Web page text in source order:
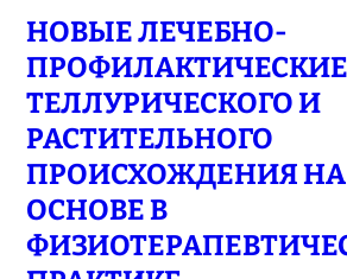
НОВЫЕ ЛЕЧЕБНО-
ПРОФИЛАКТИЧЕСКИЕ
ТЕЛЛУРИЧЕСКОГО И
РАСТИТЕЛЬНОГО
ПРОИСХОЖДЕНИЯ НА
ОСНОВЕ В